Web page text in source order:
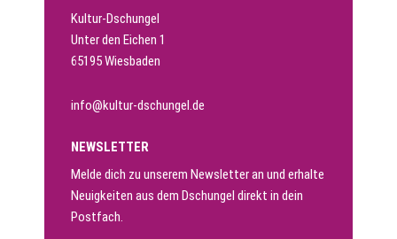
Kultur-Dschungel
Unter den Eichen 1
65195 Wiesbaden
info@kultur-dschungel.de
NEWSLETTER
Melde dich zu unserem Newsletter an und erhalte
Neuigkeiten aus dem Dschungel direkt in dein
Postfach.